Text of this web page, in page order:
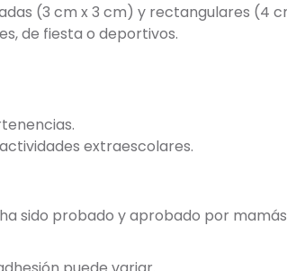
(3 cm x 3 cm) y rectangulares (4
de fiesta o deportivos.
extraescolares.
sido probado y aprobado por